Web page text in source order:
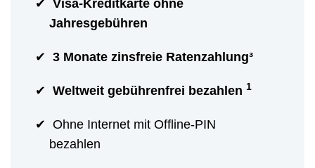
Visa-Kreditkarte ohne
Jahresgebühren
3 Monate zinsfreie Ratenzahlung³
Weltweit gebührenfrei bezahlen 1
Ohne Internet mit Offline-PIN
bezahlen